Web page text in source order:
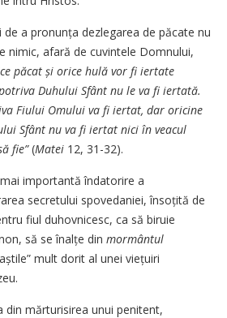
a pro­nun­ța dezlegarea de păcate nu
nimic, afară de cu­vintele Domnului,
păcat și orice hulă vor fi iertate
Duhului Sfânt nu le va fi iertată.
Fiului Omului va fi iertat, dar oricine
Sfânt nu va fi iertat nici în veacul
fie”(Matei 12, 31-32).
importantă îndatorire a
secretului spovedaniei, însoțită de
fiul duhovnicesc, ca să biruie
să se înalțe din mor­mântul
mult dorit al unei viețuiri
din mărtu­ri­sirea unui penitent,